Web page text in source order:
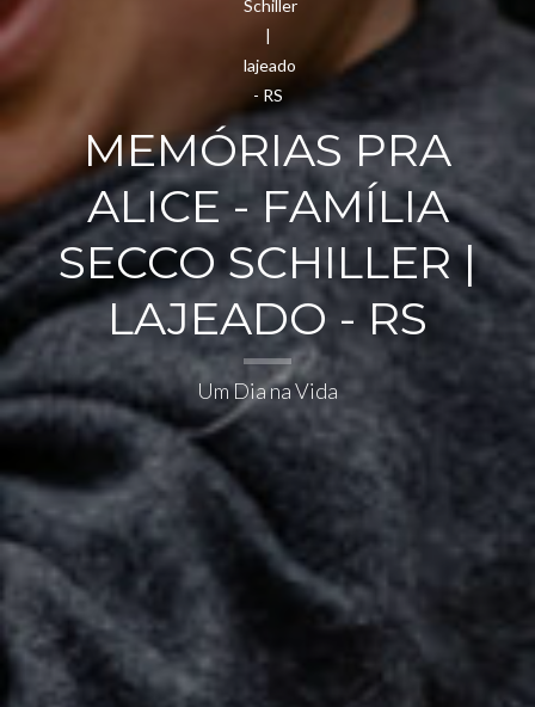
MEMÓRIAS PRA
ALICE - FAMÍLIA
SECCO SCHILLER |
LAJEADO - RS
Um Dia na Vida